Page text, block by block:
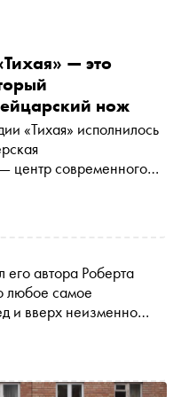
— это
нож
«Тихая» исполнилось
центр современного
выставки и
архив. А еще
авторов и занимается
арт-сцены. Вместе с
Артемом Филатовым,
проекта и
его автора Роберта
любое самое
и вверх неизменно